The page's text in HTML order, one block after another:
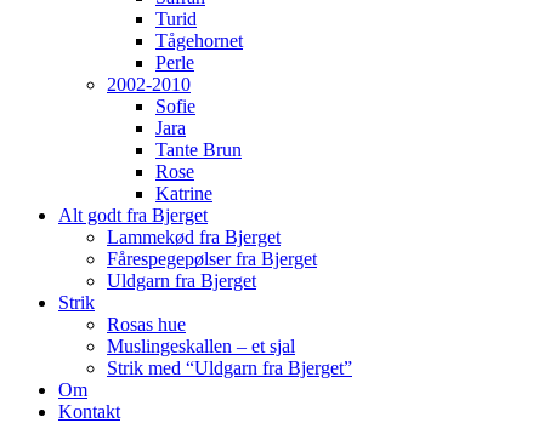
Turid
Tågehornet
Perle
2002-2010
Sofie
Jara
Tante Brun
Rose
Katrine
Alt godt fra Bjerget
Lammekød fra Bjerget
Fårespegepølser fra Bjerget
Uldgarn fra Bjerget
Strik
Rosas hue
Muslingeskallen – et sjal
Strik med “Uldgarn fra Bjerget”
Om
Kontakt